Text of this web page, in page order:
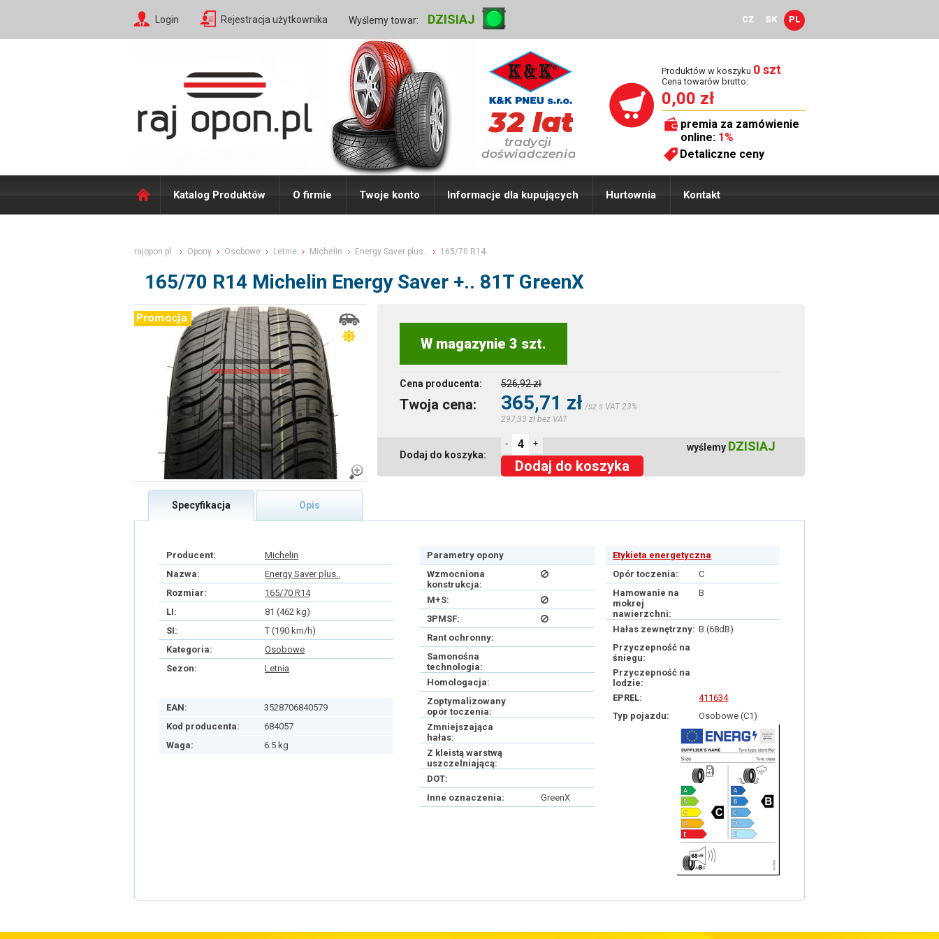
Login Rejestracja użytkownika Wyślemy towar: DZISIAJ CZ SK PL
Produktów w koszyku 0 szt
Cena towarów brutto:
0,00 zł
premia za zamówienie
online: 1%
Detaliczne ceny
Katalog Produktów O firmie Twoje konto Informacje dla kupujących Hurtownia Kontakt
rajopon.pl Opony Osobowe Letnie Michelin Energy Saver plus.. 165/70 R14
165/70 R14 Michelin Energy Saver +.. 81T GreenX
W magazynie 3 szt.
Cena producenta: 526,92 zł
Twoja cena: 365,71 zł /sz s VAT 23%
297,33 zł bez VAT
Dodaj do koszyka:
wyślemy DZISIAJ
- +
Dodaj do koszyka
Specyfikacja Opis
Producent:
Michelin
Nazwa:
Energy Saver plus..
Rozmiar:
165/70 R14
LI:
81 (462 kg)
SI:
T (190 km/h)
Kategoria:
Osobowe
Sezon:
Letnia
EAN:
3528706840579
Kod producenta:
684057
Waga:
6.5 kg
Parametry opony
Wzmocniona
konstrukcja:
M+S:
3PMSF:
Rant ochronny:
Samonośna
technologia:
Homologacja:
Zoptymalizowany
opór toczenia:
Zmniejszająca
hałas:
Z kleistą warstwą
uszczelniającą:
DOT:
Inne oznaczenia:
GreenX
Etykieta energetyczna
Opór toczenia:
C
Hamowanie na
mokrej
nawierzchni:
B
Hałas zewnętrzny: B (68dB)
Przyczepność na
śniegu:
Przyczepność na
lodzie:
EPREL:
411634
Typ pojazdu:
Osobowe (C1)